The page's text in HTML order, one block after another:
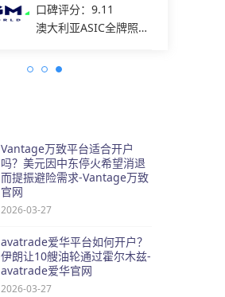
口碑评分：9.11
澳大利亚ASIC全牌照
Vantage万致平台适合开户
吗？美元因中东停火希望消退
而提振避险需求-Vantage万致
官网
2026-03-27
avatrade爱华平台如何开户？
伊朗让10艘油轮通过霍尔木兹-
avatrade爱华官网
2026-03-27